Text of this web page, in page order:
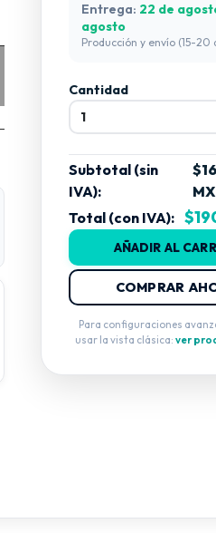
ELECTRIC
Entrega: 22 de
agosto
Producción y envío (15-20
Cantidad
Subtotal (sin
IVA):
Total (con IVA):
AÑADIR AL
COMPRAR
Para configuraciones
usar la vista clásica:ver